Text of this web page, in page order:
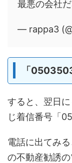
最悪の会社だ
— rappa3
「
すると、翌日
じ着信番号「
電話に出てみ
の不動産勧誘の